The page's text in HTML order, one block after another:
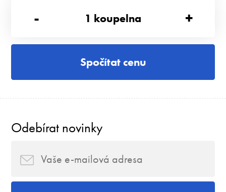
- 1 koupelna +
Spočítat cenu
Odebírat novinky